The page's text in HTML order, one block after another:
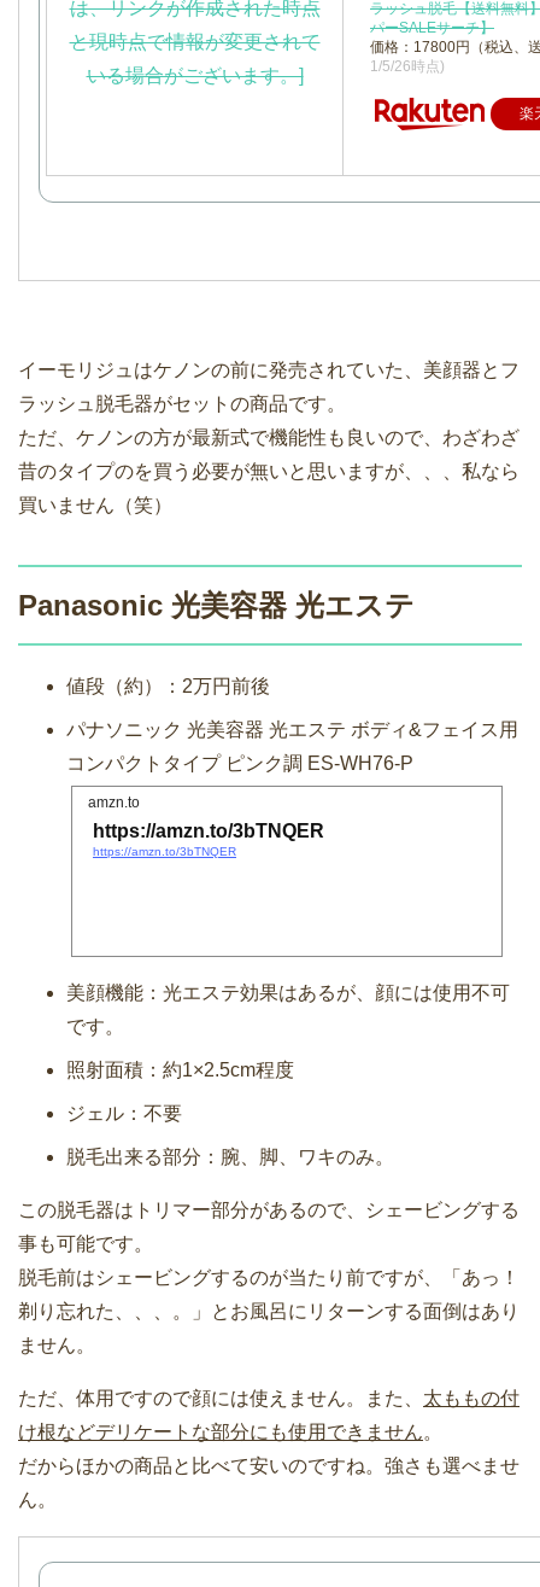
ラッシュ脱毛【送料無料
パーSALEサーチ】
価格：17800円（税込、
1/5/26時点)
楽
イーモリジュはケノンの前に発売されていた、美顔器とフ
ラッシュ脱毛器がセットの商品です。
ただ、ケノンの方が最新式で機能性も良いので、わざわざ
昔のタイプのを買う必要が無いと思いますが、、、私なら
買いません（笑）
Panasonic 光美容器 光エステ
値段（約）：2万円前後
パナソニック 光美容器 光エステ ボディ&フェイス用
コンパクトタイプ ピンク調 ES-WH76-P
amzn.to
https://amzn.to/3bTNQER
https://amzn.to/3bTNQER
美顔機能：光エステ効果はあるが、顔には使用不可
です。
照射面積：約1×2.5cm程度
ジェル：不要
脱毛出来る部分：腕、脚、ワキのみ。
この脱毛器はトリマー部分があるので、シェービングする
事も可能です。
脱毛前はシェービングするのが当たり前ですが、「あっ！
剃り忘れた、、、。」とお風呂にリターンする面倒はあり
ません。
ただ、体用ですので顔には使えません。また、 太ももの付
け根などデリケートな部分にも使用できません。
だからほかの商品と比べて安いのですね。強さも選べませ
ん。